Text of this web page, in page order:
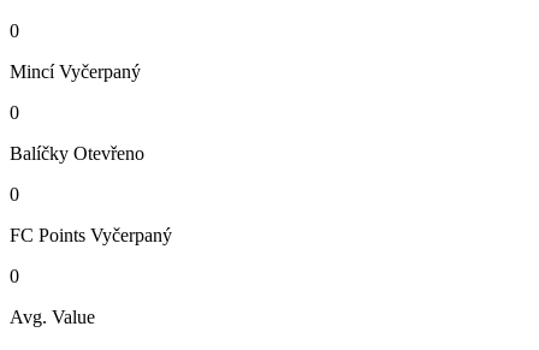
0
Mincí Vyčerpaný
0
Balíčky Otevřeno
0
FC Points Vyčerpaný
0
Avg. Value